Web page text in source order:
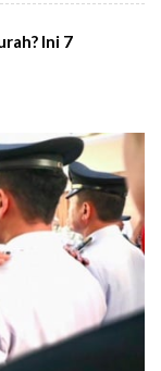
Ini 7